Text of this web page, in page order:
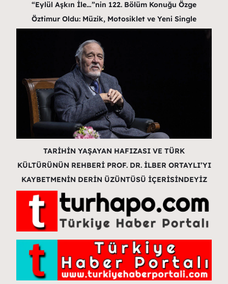
“Eylül Aşkın İle…”nin 122. Bölüm Konuğu Özge
Öztimur Oldu: Müzik, Motosiklet ve Yeni Single
TARİHİN YAŞAYAN HAFIZASI VE TÜRK
KÜLTÜRÜNÜN REHBERİ PROF. DR. İLBER ORTAYLI’YI
KAYBETMENİN DERİN ÜZÜNTÜSÜ İÇERİSİNDEYİZ